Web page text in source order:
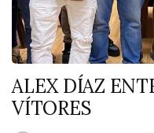
ALEX DÍAZ
VÍTORES